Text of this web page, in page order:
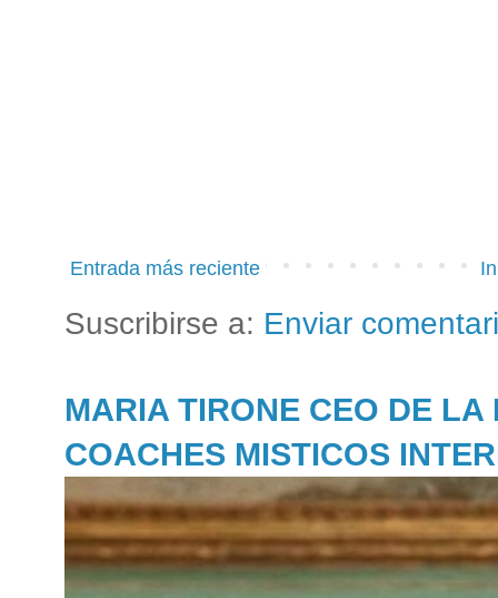
Entrada más reciente
Suscribirse a: Enviar
MARIA TIRONE CEO DE LA
COACHES MISTICOS